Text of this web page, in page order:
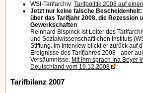
WSI-Tarifarchiv: Tarifpolitik 2008 auf
Jetzt nur keine falsche
über das Tarifjahr 2008, die Rezession
Gewerkschaften
Reinhard Bispinck ist Leiter des
und Sozialwissenschaftlichen Instituts
Stiftung. Im Interview blickt er zurück auf
Ereignisse des Tarifjahres 2008 - aber
Versäumnisse. Mit ihm sprach Ina Beyer
Deutschland vom 19.12.2008
Tarifbilanz 2007